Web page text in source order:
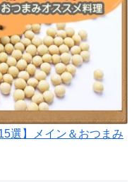
選】メイン＆おつまみ